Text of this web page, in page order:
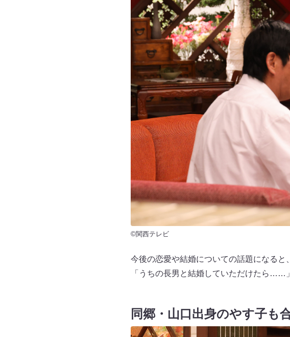
©関西テレビ
今後の恋愛や結婚についての話題になる
「うちの長男と結婚していただけたら……
同郷・山口出身のやす子も